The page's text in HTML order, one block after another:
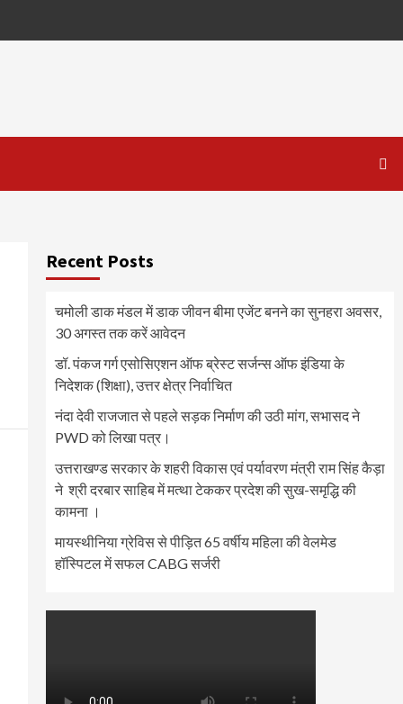
Recent Posts
चमोली डाक मंडल में डाक जीवन बीमा एजेंट बनने का सुनहरा अवसर,
30 अगस्त तक करें आवेदन
डॉ. पंकज गर्ग एसोसिएशन ऑफ ब्रेस्ट सर्जन्स ऑफ इंडिया के
निदेशक (शिक्षा), उत्तर क्षेत्र निर्वाचित
नंदा देवी राजजात से पहले सड़क निर्माण की उठी मांग, सभासद ने
PWD को लिखा पत्र।
उत्तराखण्ड सरकार के शहरी विकास एवं पर्यावरण मंत्री राम सिंह कैड़ा
ने श्री दरबार साहिब में मत्था टेककर प्रदेश की सुख-समृद्धि की
कामना ।
मायस्थीनिया ग्रेविस से पीड़ित 65 वर्षीय महिला की वेलमेड
हॉस्पिटल में सफल CABG सर्जरी